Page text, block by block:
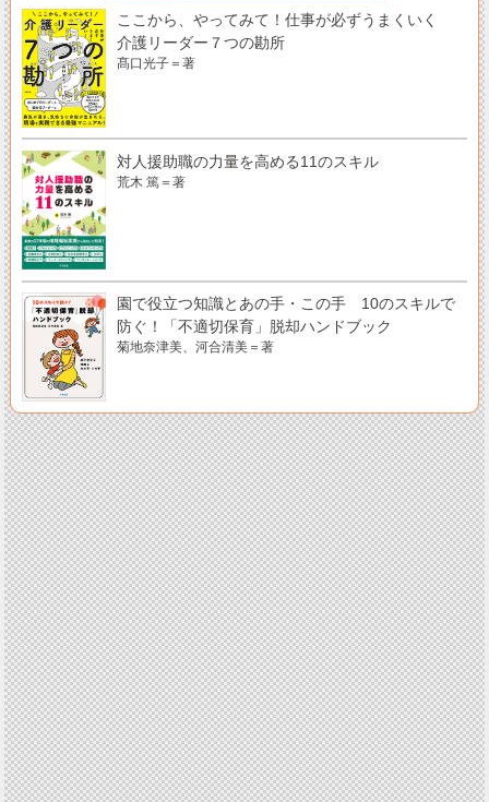
ここから、やってみて！仕事が必ずうまくいく
介護リーダー７つの勘所
髙口光子＝著
対人援助職の力量を高める11のスキル
荒木 篤＝著
園で役立つ知識とあの手・この手 10のスキルで
防ぐ！「不適切保育」脱却ハンドブック
菊地奈津美、河合清美＝著